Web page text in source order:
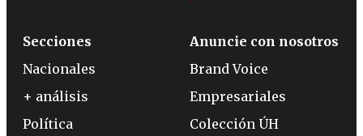
Secciones
Nacionales
+ análisis
Política
Anuncie con nosotros
Brand Voice
Empresariales
Colección ÚH